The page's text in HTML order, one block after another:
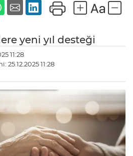
yeni yıl desteği
11:28
11:28